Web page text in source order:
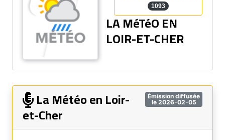
1093
LA MéTéO EN
LOIR-ET-CHER
Émission diffusée
le 2026-02-05
La Météo en Loir-
et-Cher